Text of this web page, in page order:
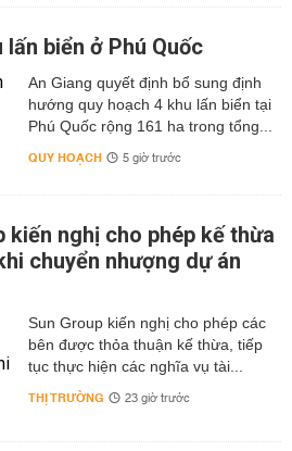
lấn biển ở Phú Quốc
An Giang quyết định bổ sung định
hướng quy hoạch 4 khu lấn biển tại
Phú Quốc rộng 161 ha trong tổng...
QUY HOẠCH 5 giờ trước
kiến nghị cho phép kế thừa
chuyển nhượng dự án
Sun Group kiến nghị cho phép các
bên được thỏa thuận kế thừa, tiếp
tục thực hiện các nghĩa vụ tài...
THỊ TRƯỜNG 23 giờ trước